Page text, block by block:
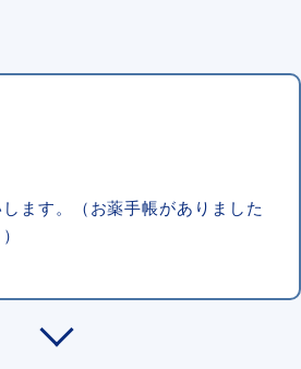
ます。（お薬手帳がありました